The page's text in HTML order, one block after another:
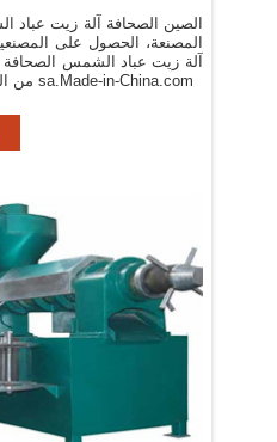
الصين الصحافة آلة زيت
المصنعة، الحصول على
آلة زيت عباد الشمس
من الصين بشكل فعال على sa.Made-in-China.com